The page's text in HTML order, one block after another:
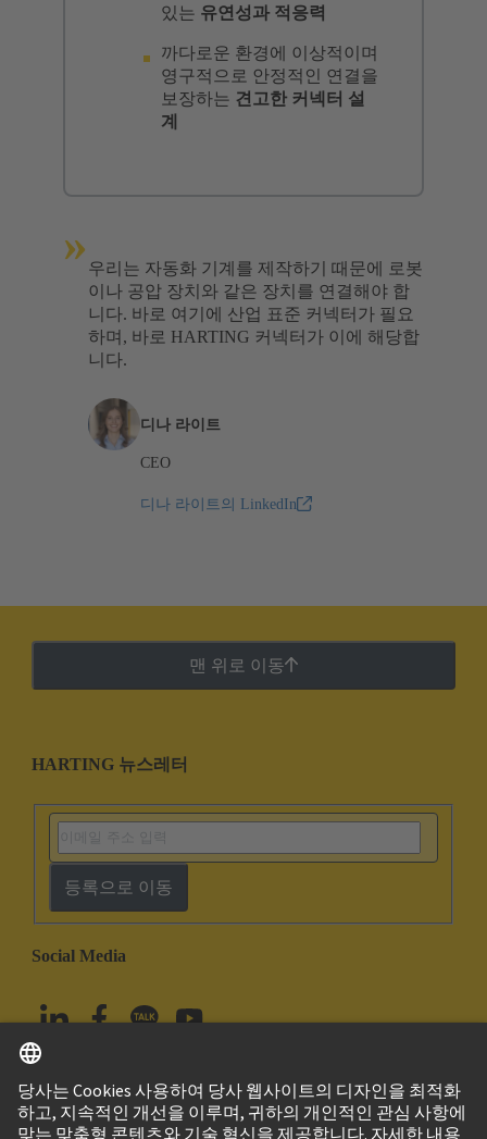
있는 유연성과 적응력
까다로운 환경에 이상적이며
영구적으로 안정적인 연결을
보장하는 견고한 커넥터 설
계
» 우리는 자동화 기계를 제작하기 때문에 로봇
이나 공압 장치와 같은 장치를 연결해야 합
니다. 바로 여기에 산업 표준 커넥터가 필요
하며, 바로 HARTING 커넥터가 이에 해당합
니다.
디나 라이트
CEO
디나 라이트의 LinkedIn
맨 위로 이동
HARTING 뉴스레터
등록으로 이동
Social Media
대한민국 한국어